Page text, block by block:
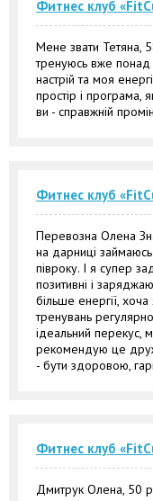
Фитнес клуб
Мене звати Тетяна,
тренуюсь вже
настрій та моя
простір і програма,
ви - справжній
Фитнес клуб
Перевозна Олена
на дарниці
півроку. І я супер
позитивні і
більше енергії,
тренувань
ідеальний перекус,
рекомендую це
- бути здоровою,
Фитнес клуб
Дмитрук Олена, 50